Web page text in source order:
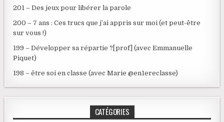
201 – Des jeux pour libérer la parole
200 – 7 ans : Ces trucs que j’ai appris sur moi (et peut-être
sur vous !)
199 – Développer sa répartie ?[prof] (avec Emmanuelle
Piquet)
198 – être soi en classe (avec Marie @en1ereclasse)
CATÉGORIES